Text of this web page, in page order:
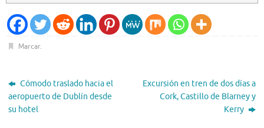
Marcar.
Cómodo traslado hacia el
aeropuerto de Dublín desde
su hotel
Excursión en tren de dos días a
Cork, Castillo de Blarney y
Kerry